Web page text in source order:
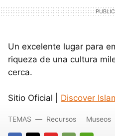
Un excelente lugar para
riqueza de una cultura
cerca.
Sitio Oficial | Discover
TEMAS Recursos Museos